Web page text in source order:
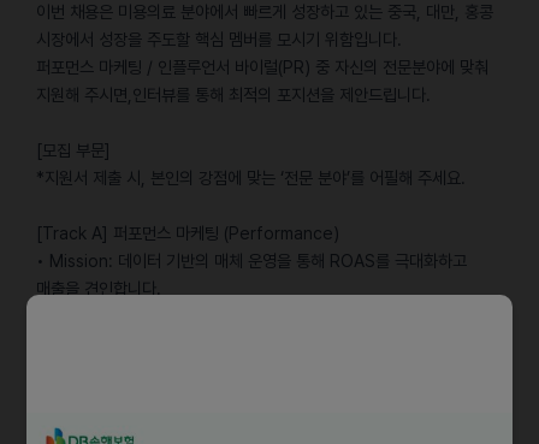
이번 채용은 미용의료 분야에서 빠르게 성장하고 있는 중국, 대만, 홍콩
시장에서 성장을 주도할 핵심 멤버를 모시기 위함입니다.
퍼포먼스 마케팅 / 인플루언서 바이럴(PR) 중 자신의 전문분야에 맞춰
지원해 주시면,인터뷰를 통해 최적의 포지션을 제안드립니다.
[모집 부문]
*지원서 제출 시, 본인의 강점에 맞는 ‘전문 분야’를 어필해 주세요.
[Track A] 퍼포먼스 마케팅 (Performance)
• Mission: 데이터 기반의 매체 운영을 통해 ROAS를 극대화하고
매출을 견인합니다.
- 매체별 최신 알고리즘 분석 및 오가닉 도달 최적화 전략 실행